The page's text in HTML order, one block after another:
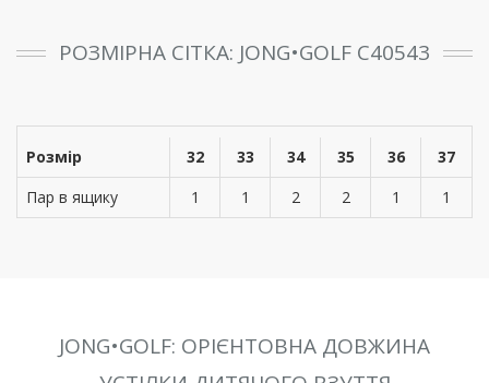
РОЗМІРНА СІТКА: JONG•GOLF C40543
Розмір 32 33 34 35 36
37
Пар в ящику
1 1 2 2 1 1
JONG•GOLF: ОРІЄНТОВНА ДОВЖИНА